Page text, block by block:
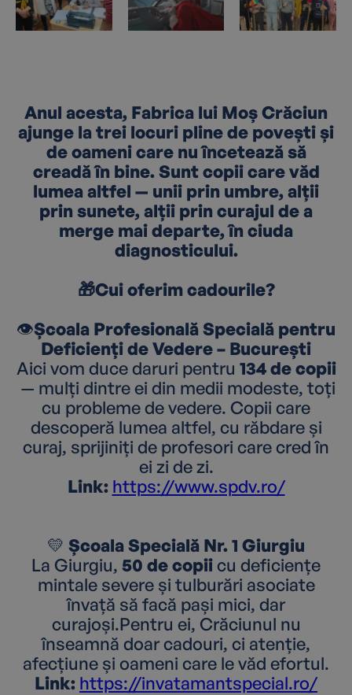
Anul acesta, Fabrica lui Moș Crăciun
ajunge la trei locuri pline de povești și
de oameni care nu încetează să
creadă în bine. Sunt copii care văd
lumea altfel — unii prin umbre, alții
prin sunete, alții prin curajul de a
merge mai departe, în ciuda
diagnosticului.
🎁Cui oferim cadourile?
👁️Școala Profesională Specială pentru
Deficienți de Vedere – București
Aici vom duce daruri pentru 134 de copii
— mulți dintre ei din medii modeste, toți
cu probleme de vedere. Copii care
descoperă lumea altfel, cu răbdare și
curaj, sprijiniți de profesori care cred în
ei zi de zi.
Link: https://www.spdv.ro/
💛 Școala Specială Nr. 1 Giurgiu
La Giurgiu, 50 de copiicu deficiențe
mintale severe și tulburări asociate
învață să facă pași mici, dar
curajoși.Pentru ei, Crăciunul nu
înseamnă doar cadouri, ci atenție,
afecțiune și oameni care le văd efortul.
Link: https://invatamantspecial.ro/